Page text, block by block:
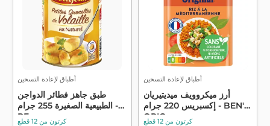
أطباق لإعادة التسخين
طبق جاهز فطائر الدواجن
الطبيعية الصغيرة 255 جرام -
PE... كرتون من 12 قطع
أطباق لإعادة التسخين
أرز ميكروويف ميديتيريان
إكسبريس 220 جرام - BEN'S
ORIG...كرتون من 12 قطع